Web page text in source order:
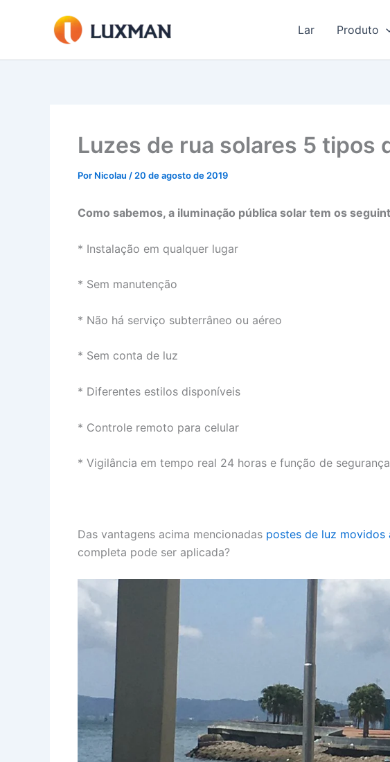
conteúdo
Lar Produto
Luzes de rua solares 5 tipos
Por Nicolau / 20 de agosto de 2019
Como sabemos, a iluminação pública solar tem os
* Instalação em qualquer lugar
* Sem manutenção
* Não há serviço subterrâneo ou aéreo
* Sem conta de luz
* Diferentes estilos disponíveis
* Controle remoto para celular
* Vigilância em tempo real 24 horas e função de
Das vantagens acima mencionadas postes de luz movidos
completa pode ser aplicada?